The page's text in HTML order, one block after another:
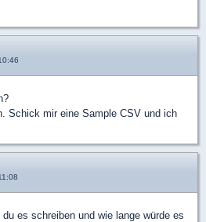
Schick mir eine Sample CSV und ich
es schreiben und wie lange würde es